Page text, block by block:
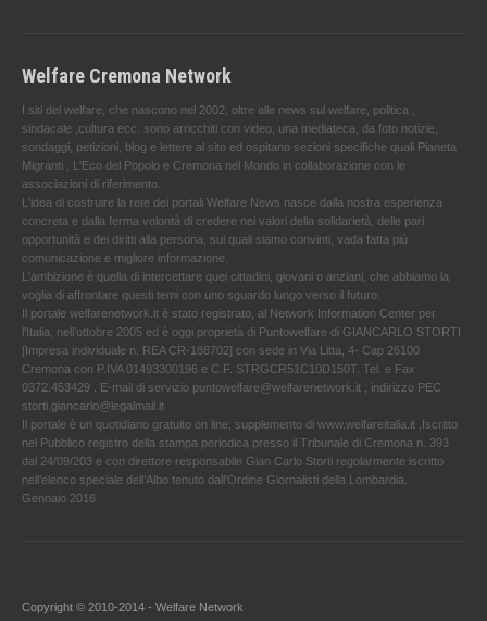
Welfare Cremona Network
I siti del welfare, che nascono nel 2002, oltre alle news sul welfare, politica ,
sindacale ,cultura ecc. sono arricchiti con video, una mediateca, da foto notizie,
sondaggi, petizioni, blog e lettere al sito ed ospitano sezioni specifiche quali Pianeta
Migranti , L'Eco del Popolo e Cremona nel Mondo in collaborazione con le
associazioni di riferimento.
L'idea di costruire la rete dei portali Welfare News nasce dalla nostra esperienza
concreta e dalla ferma volontà di credere nei valori della solidarietà, delle pari
opportunità e dei diritti alla persona, sui quali siamo convinti, vada fatta più
comunicazione e migliore informazione.
L'ambizione è quella di intercettare quei cittadini, giovani o anziani, che abbiamo la
voglia di affrontare questi temi con uno sguardo lungo verso il futuro.
Il portale welfarenetwork.it è stato registrato, al Network Information Center per
l'Italia, nell’ottobre 2005 ed è oggi proprietà di Puntowelfare di GIANCARLO STORTI
[Impresa individuale n. REA CR-188702] con sede in Via Litta, 4- Cap 26100
Cremona con P.IVA 01493300196 e C.F. STRGCR51C10D150T. Tel. e Fax
0372.453429 . E-mail di servizio puntowelfare@welfarenetwork.it ; indirizzo PEC
storti.giancarlo@legalmail.it
Il portale è un quotidiano gratuito on line, supplemento di www.welfareitalia.it ,Iscritto
nel Pubblico registro della stampa periodica presso il Tribunale di Cremona n. 393
dal 24/09/203 e con direttore responsabile Gian Carlo Storti regolarmente iscritto
nell’elenco speciale dell’Albo tenuto dall’Ordine Giornalisti della Lombardia.
Gennaio 2016
Copyright © 2010-2014 - Welfare Network